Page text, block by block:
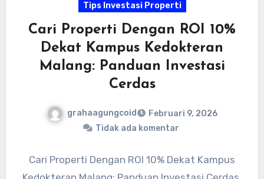
Tips Investasi Properti
Cari Properti Dengan ROI 10%
Dekat Kampus Kedokteran
Malang: Panduan Investasi
Cerdas
grahaagungcoid
Februari 9, 2026
Tidak ada komentar
Cari Properti Dengan ROI 10% Dekat Kampus